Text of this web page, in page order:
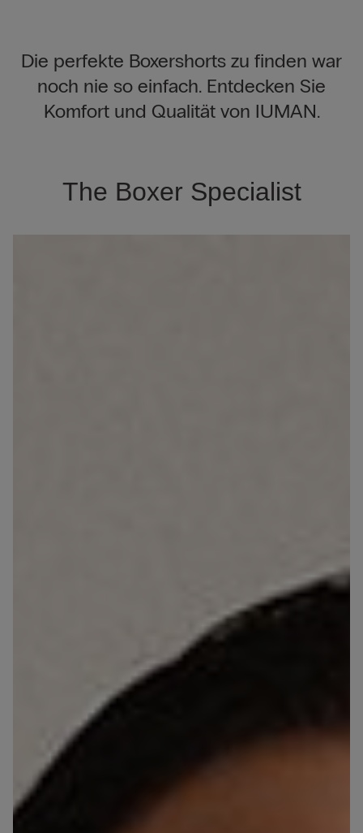
Die perfekte Boxershorts zu finden war
noch nie so einfach. Entdecken Sie
Komfort und Qualität von IUMAN.
The Boxer Specialist